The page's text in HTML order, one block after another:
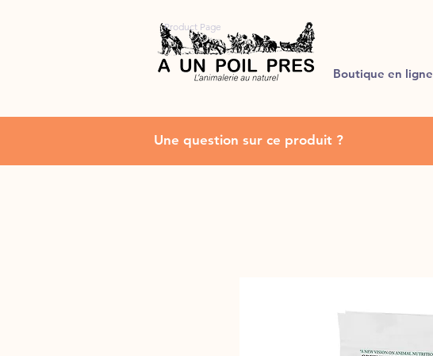
Boutique en ligne
Product Page
Une question sur ce produit ?